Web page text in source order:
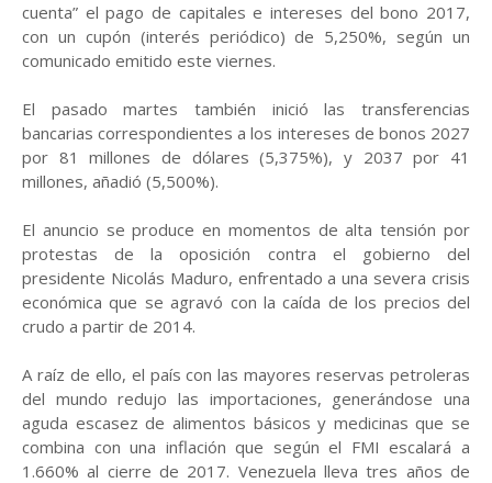
cuenta” el pago de capitales e intereses del bono 2017,
con un cupón (interés periódico) de 5,250%, según un
comunicado emitido este viernes.
El pasado martes también inició las transferencias
bancarias correspondientes a los intereses de bonos 2027
por 81 millones de dólares (5,375%), y 2037 por 41
millones, añadió (5,500%).
El anuncio se produce en momentos de alta tensión por
protestas de la oposición contra el gobierno del
presidente Nicolás Maduro, enfrentado a una severa crisis
económica que se agravó con la caída de los precios del
crudo a partir de 2014.
A raíz de ello, el país con las mayores reservas petroleras
del mundo redujo las importaciones, generándose una
aguda escasez de alimentos básicos y medicinas que se
combina con una inflación que según el FMI escalará a
1.660% al cierre de 2017. Venezuela lleva tres años de